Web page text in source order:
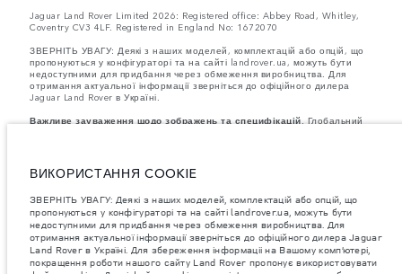
Jaguar Land Rover Limited 2026: Registered office: Abbey Road, Whitley,
Coventry CV3 4LF. Registered in England No: 1672070
ЗВЕРНІТЬ УВАГУ: Деякі з наших моделей, комплектацій або опцій, що
пропонуються у конфігураторі та на сайті landrover.ua, можуть бути
недоступними для придбання через обмеження виробництва. Для
отримання актуальної інформації зверніться до офіційного дилера
Jaguar Land Rover в Україні.
Важливе зауваження щодо зображень та специфікацій.Глобальний
використовуються на вебсайті, можуть не повністю відображати
поточні специфікації, опції, варіанти оздоблення та кольорові рішення.
інформації.
Зазначена вага відповідає стандартній специфікації автомобіля.
Аксесуари та інші елементи, встановлені після виробництва, можуть
впливати на вантажопідйомність. Під час завантаження автомобіля
аксесуарами, пасажирами, рідинами, паливом і корисним
навантаженням слід забезпечити, щоб загальна вага автомобіля та
ВИКОРИСТАННЯ COOKIE
ЗВЕРНІТЬ УВАГУ: Деякі з наших моделей, комплектацій або опцій, що
пропонуються у конфігураторі та на сайті landrover.ua, можуть бути
недоступними для придбання через обмеження виробництва. Для
отримання актуальної інформації зверніться до офіційного дилера Jaguar
Land Rover в Україні. Для збереження інформаціі на Вашому комп’ютері,
покращення роботи нашого сайту Land Rover пропонує використовувати